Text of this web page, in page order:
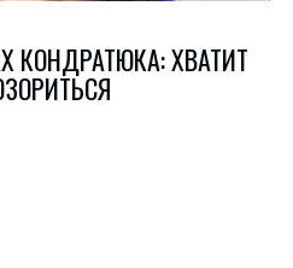
КОНДРАТЮКА: ХВАТИТ